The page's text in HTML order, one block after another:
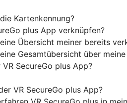
Kartenkennung?
plus App verknüpfen?
Übersicht meiner bereits
Gesamtübersicht über
SecureGo plus App?
VR SecureGo plus App?